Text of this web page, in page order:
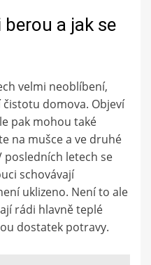
a jak se
velmi neoblíbení,
domova. Objeví
pak mohou také
na mušce a ve druhé
posledních letech se
schovávají
uklizeno. Není to ale
rádi hlavně teplé
dostatek potravy.